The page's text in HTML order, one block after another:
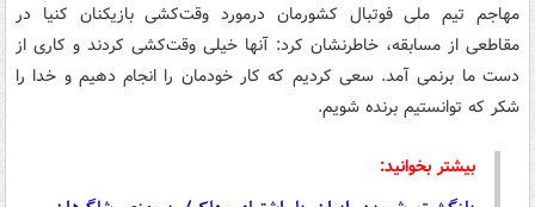
مهاجم تیم ملی فوتبال کشورمان درمورد وقت‌کشی بازیکنان کنیا در
مقاطعی از مسابقه، خاطرنشان کرد: آنها خیلی وقت‌کشی کردند و کاری از
دست ما برنمی آمد. سعی کردیم که کار خودمان را انجام دهیم و خدا را
شکر که توانستیم برنده شویم.
بیشتر بخوانید: